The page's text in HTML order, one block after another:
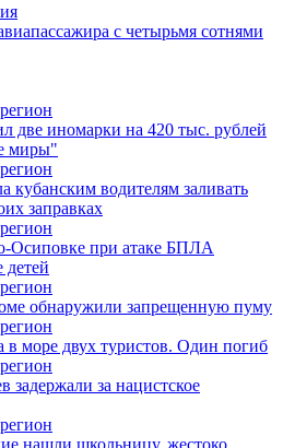
с четырьмя сотнями
две иномарки на 420 тыс. рублей
миры"
кубанским водителям заливать
заправках
Осиповке при атаке БПЛА
детей
обнаружили запрещенную пуму
в море двух туристов. Один погиб
задержали за нацистское
нашли школьницу, жестоко